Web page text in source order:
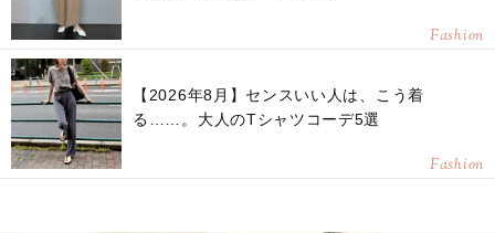
Fashion
【2026年8月】センスいい人は、こう着
る……。大人のTシャツコーデ5選
Fashion